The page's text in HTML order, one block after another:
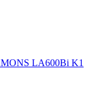
LA600Bi K1